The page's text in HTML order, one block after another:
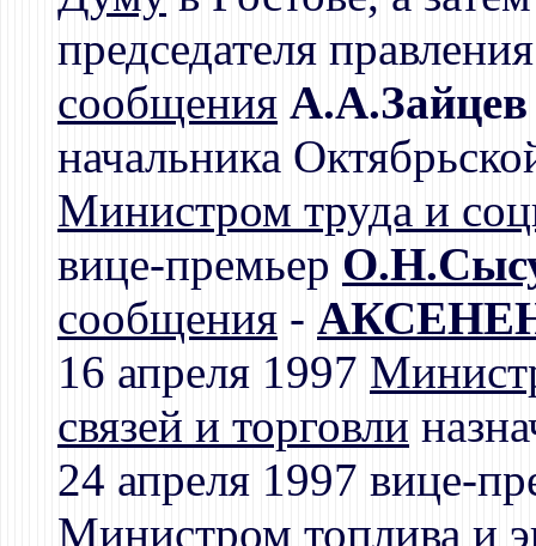
председателя
сообщения А.А.Зайцев
начальника
Министром труда и
вице-премьер
сообщения -
16 апреля 1997
связей и торговли
24 апреля 1997 вице-
Министром топлива и